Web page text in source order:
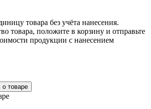
товара без учёта нанесения.
товара, положите в корзину и отправьте
продукции с нанесением
о товаре